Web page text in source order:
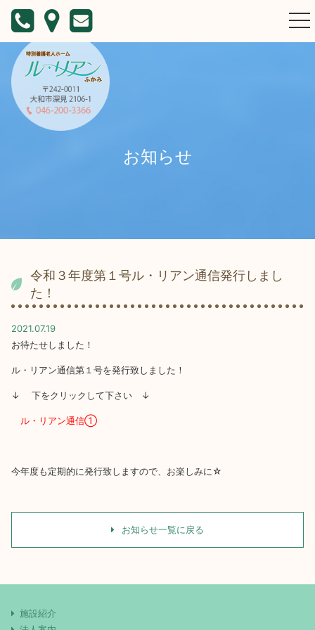
お知らせ
令和３年度第１号ル・リアン通信発行しまし
た！
2021.07.19
お待たせしました！
ル・リアン通信第１号を発行致しました！
↓ 下をクリックして下さい ↓
ル・リアン通信①
今年度も定期的に発行致しますので、お楽しみに☆
お知らせ一覧に戻る
施設紹介